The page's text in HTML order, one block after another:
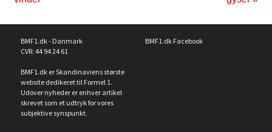
BMF1.dk - Danmark
CVR: 44 94 24 61
BMF1.dk er Skandinaviens største
website dedikeret til Formel 1.
Udover nyheder er enhver artikel
skrevet som et udtryk for vores
subjektive synspunkt.
BMF1.dk Facebook